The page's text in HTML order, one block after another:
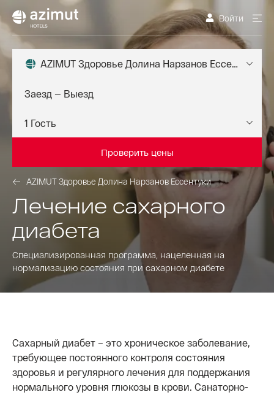
Войти
AZIMUT Здоровье Долина Нарзанов Ессентуки
Проверить цены
AZIMUT Здоровье Долина Нарзанов Ессентуки
Лечение сахарного
диабета
Специализированная программа, нацеленная на
нормализацию состояния при сахарном диабете
Сахарный диабет – это хроническое заболевание,
требующее постоянного контроля состояния
здоровья и регулярного лечения для поддержания
нормального уровня глюкозы в крови. Санаторно-